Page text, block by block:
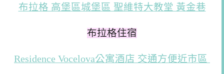
布拉格 高堡區城堡區 聖維特大教堂 黃金巷
布拉格住宿
Residence Vocelova公寓酒店 交通方便近市區